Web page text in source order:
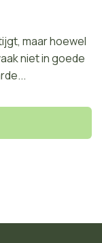
maar hoewel
niet in goede